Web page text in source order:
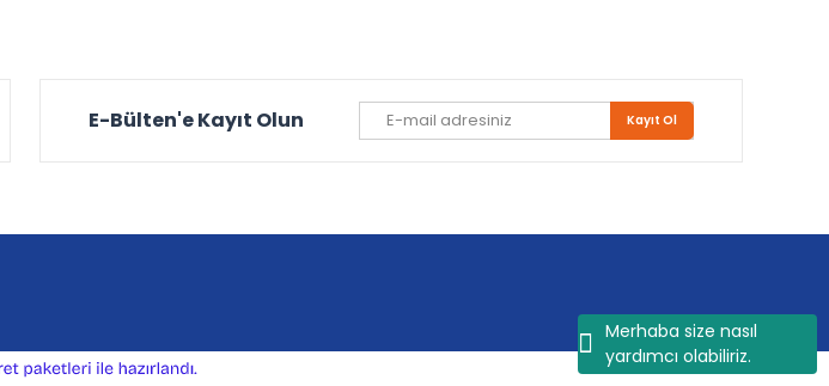
Merhaba size nasıl
yardımcı olabiliriz.
E-Bülten'e Kayıt Olun Kayıt Ol
e-